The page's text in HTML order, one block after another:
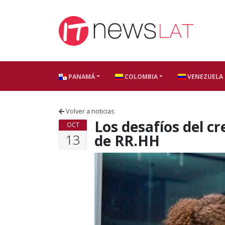
PANAMÁ COLOMBIA VENEZUELA
Volver a noticias
OCT
13
Los desafíos del
de RR.HH